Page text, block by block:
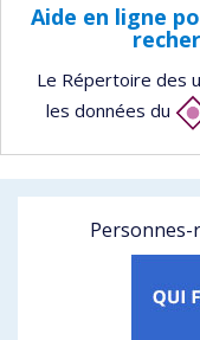
Aide en ligne
Le Répertoire des
les données du
Personnes-